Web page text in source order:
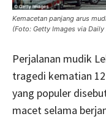
Kemacetan panjang arus
(Foto: Getty Images via Daily
Perjalanan mudik
tragedi kematian
yang populer
macet selama